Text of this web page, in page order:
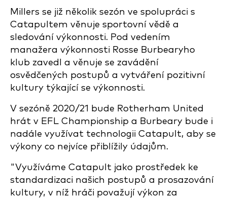
Millers se již několik sezón ve spolupráci s
Catapultem věnuje sportovní vědě a
sledování výkonnosti. Pod vedením
manažera výkonnosti Rosse Burbearyho
klub zavedl a věnuje se zavádění
osvědčených postupů a vytváření pozitivní
kultury týkající se výkonnosti.
V sezóně 2020/21 bude Rotherham United
hrát v EFL Championship a Burbeary bude i
nadále využívat technologii Catapult, aby se
výkony co nejvíce přiblížily údajům.
"Využíváme Catapult jako prostředek ke
standardizaci našich postupů a prosazování
kultury, v níž hráči považují výkon za